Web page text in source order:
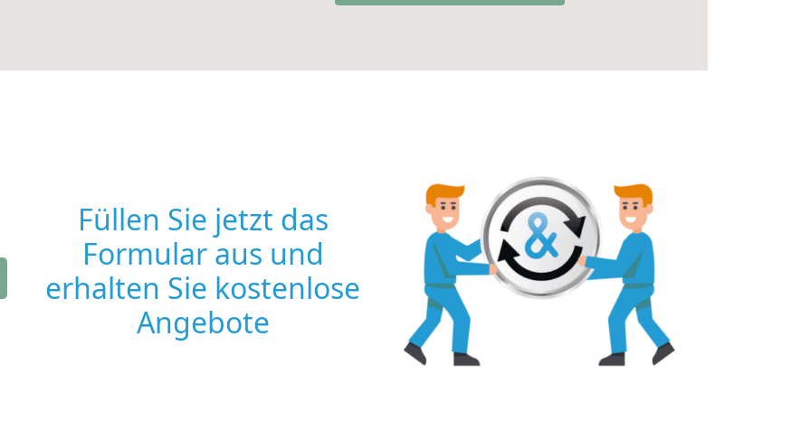
Füllen Sie jetzt das
Formular aus und
erhalten Sie kostenlose
Angebote